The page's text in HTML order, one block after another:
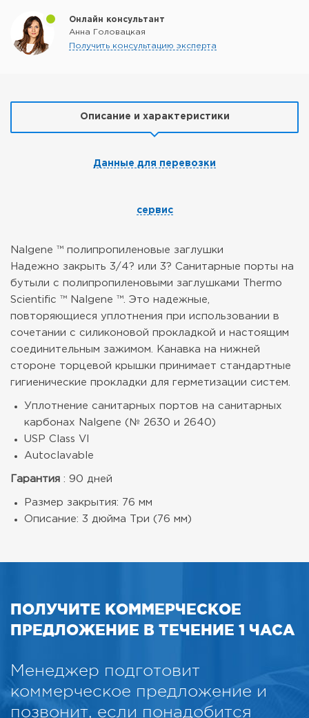
Онлайн консультант
Анна Головацкая
Получить консультацию эксперта
Описание и характеристики
Данные для перевозки
сервис
Nalgene ™ полипропиленовые заглушки
Надежно закрыть 3/4? или 3? Санитарные порты на
бутыли с полипропиленовыми заглушками Thermo
Scientific ™ Nalgene ™. Это надежные,
повторяющиеся уплотнения при использовании в
сочетании с силиконовой прокладкой и настоящим
соединительным зажимом. Канавка на нижней
стороне торцевой крышки принимает стандартные
гигиенические прокладки для герметизации систем.
Уплотнение санитарных портов на санитарных
карбонах Nalgene (№ 2630 и 2640)
USP Class VI
Autoclavable
Гарантия : 90 дней
Размер закрытия: 76 мм
Описание: 3 дюйма Три (76 мм)
ПОЛУЧИТЕ КОММЕРЧЕСКОЕ
ПРЕДЛОЖЕНИЕ В ТЕЧЕНИЕ 1 ЧАСА
Менеджер подготовит
коммерческое предложение и
позвонит, если понадобится